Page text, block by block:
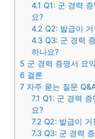
4.1 Q1: 군 경력
요?
4.2 Q2: 발급이
4.3 Q3: 군 경력
하나요?
5 군 경력 증명서 요
6 결론
7 자주 묻는 질문
7.1 Q1: 군 경력
요?
7.2 Q2: 발급이
7.3 Q3: 군 경력